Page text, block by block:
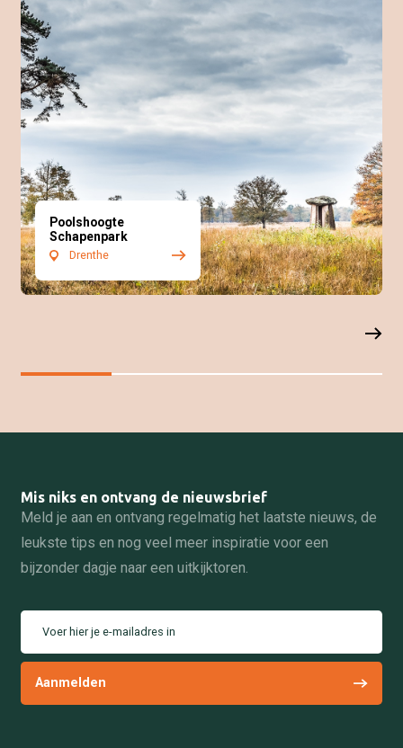
Poolshoogte
Schapenpark
Drenthe
Mis niks en ontvang de nieuwsbrief
Meld je aan en ontvang regelmatig het laatste nieuws, de
leukste tips en nog veel meer inspiratie voor een
bijzonder dagje naar een uitkijktoren.
Voer hier je e-mailadres in